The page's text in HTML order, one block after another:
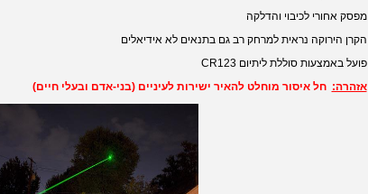
מפסק אחורי לכיבוי והדלקה
הקרן הירוקה נראית למרחק רב גם בתנאים לא אידיאלים
פועל באמצעות סוללת ליתיום CR123
אזהרה: חל איסור מוחלט להאיר ישירות לעיניים (בני-אדם ובעלי חיים)